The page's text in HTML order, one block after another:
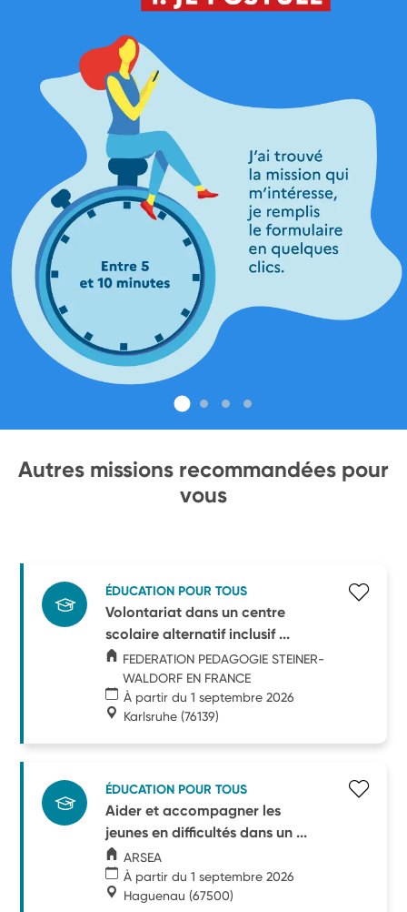
Autres missions recommandées pour
vous
ÉDUCATION POUR TOUS
Volontariat dans un centre
scolaire alternatif inclusif ...
FEDERATION PEDAGOGIE STEINER-
WALDORF EN FRANCE
À partir du 1 septembre 2026
Karlsruhe (76139)
ÉDUCATION POUR TOUS
Aider et accompagner les
jeunes en difficultés dans un ...
ARSEA
À partir du 1 septembre 2026
Haguenau (67500)